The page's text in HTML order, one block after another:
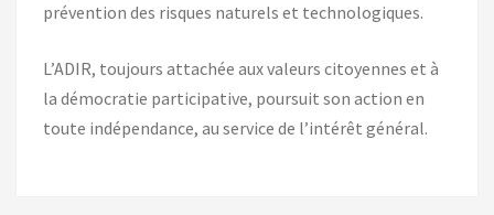
prévention des risques naturels et technologiques.
L’ADIR, toujours attachée aux valeurs citoyennes et à
la démocratie participative, poursuit son action en
toute indépendance, au service de l’intérêt général.